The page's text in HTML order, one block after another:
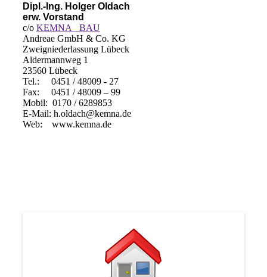
Dipl.-Ing. Holger Oldach
erw. Vorstand
c/o KEMNA BAU
Andreae GmbH & Co. KG
Zweigniederlassung Lübeck
Aldermannweg 1
23560 Lübeck
Tel.: 0451 / 48009 - 27
Fax: 0451 / 48009 – 99
Mobil: 0170 / 6289853
E-Mail: h.oldach@kemna.de
Web: www.kemna.de